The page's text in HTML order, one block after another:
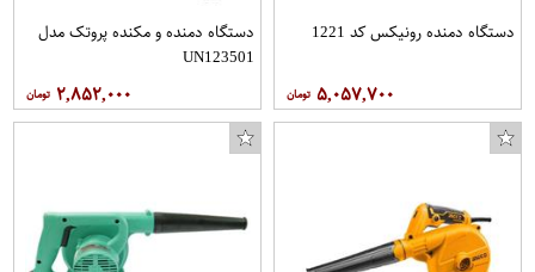
دستگاه دمنده رونیکس کد 1221
۵,۰۵۷,۷۰۰
دستگاه دمنده و مکنده پروتک مدل
UN123501
۲,۸۵۲,۰۰۰